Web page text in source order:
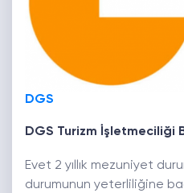
DGS
DGS Turizm İşletmeciliği
Evet 2 yıllık mezuniyet
durumunun yeterliliğine